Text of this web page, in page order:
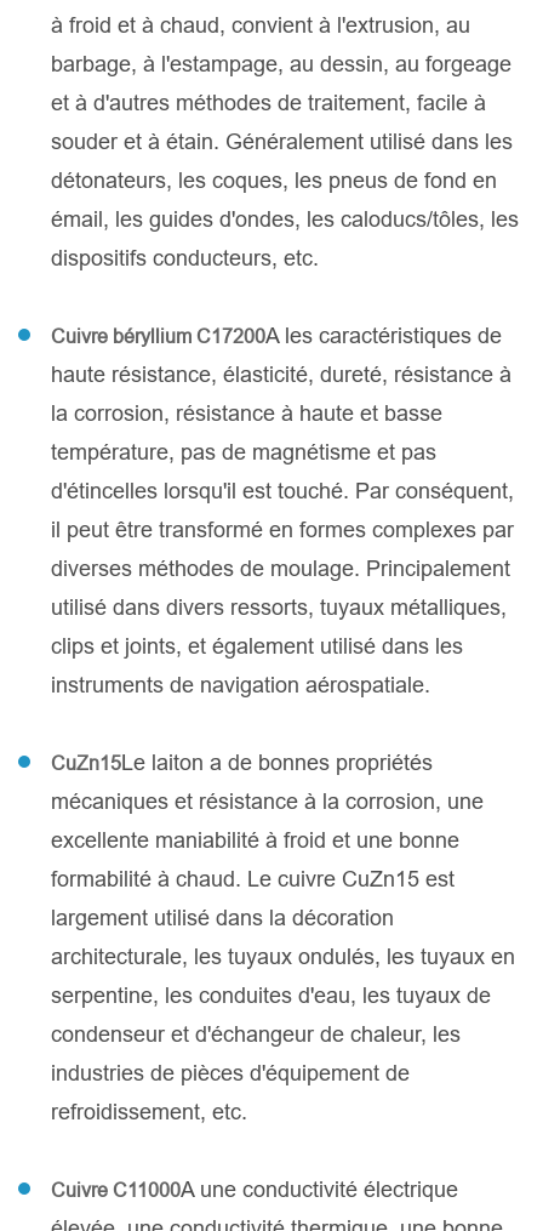
à froid et à chaud, convient à l'extrusion, au
barbage, à l'estampage, au dessin, au forgeage
et à d'autres méthodes de traitement, facile à
souder et à étain. Généralement utilisé dans les
détonateurs, les coques, les pneus de fond en
émail, les guides d'ondes, les caloducs/tôles, les
dispositifs conducteurs, etc.
Cuivre béryllium C17200A les caractéristiques de
haute résistance, élasticité, dureté, résistance à
la corrosion, résistance à haute et basse
température, pas de magnétisme et pas
d'étincelles lorsqu'il est touché. Par conséquent,
il peut être transformé en formes complexes par
diverses méthodes de moulage. Principalement
utilisé dans divers ressorts, tuyaux métalliques,
clips et joints, et également utilisé dans les
instruments de navigation aérospatiale.
CuZn15Le laiton a de bonnes propriétés
mécaniques et résistance à la corrosion, une
excellente maniabilité à froid et une bonne
formabilité à chaud. Le cuivre CuZn15 est
largement utilisé dans la décoration
architecturale, les tuyaux ondulés, les tuyaux en
serpentine, les conduites d'eau, les tuyaux de
condenseur et d'échangeur de chaleur, les
industries de pièces d'équipement de
refroidissement, etc.
Cuivre C11000A une conductivité électrique